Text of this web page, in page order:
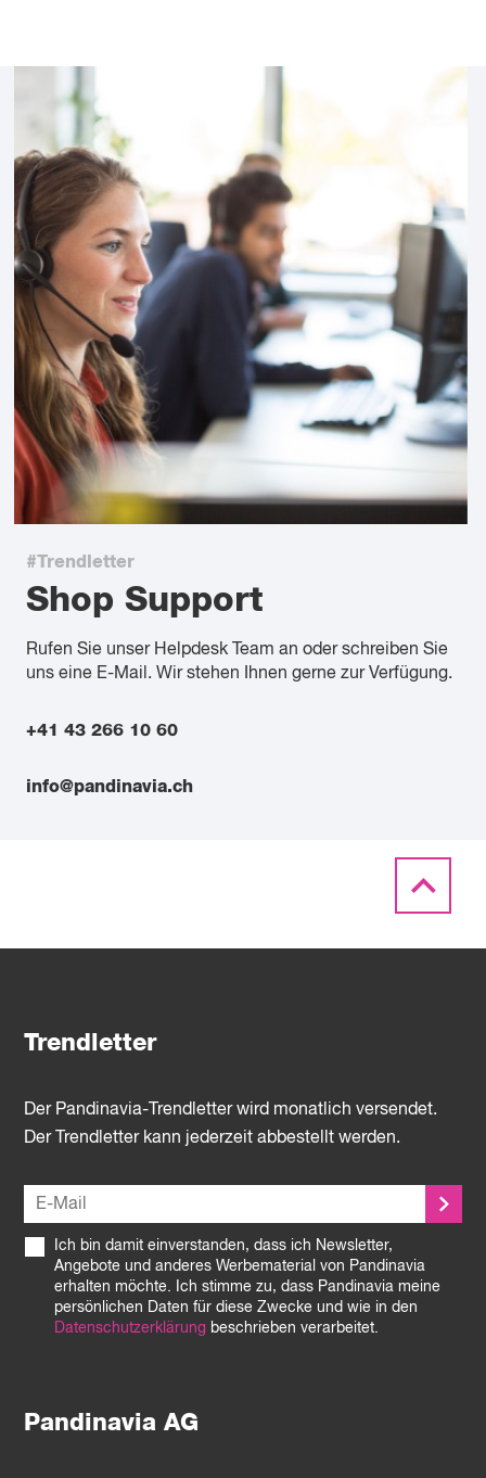
#Trendletter
Shop Support
Rufen Sie unser Helpdesk Team an oder schreiben Sie
uns eine E-Mail. Wir stehen Ihnen gerne zur Verfügung.
+41 43 266 10 60
info@pandinavia.ch
Pandinavia AG
Trendletter
Der Pandinavia-Trendletter wird monatlich versendet.
Der Trendletter kann jederzeit abbestellt werden.
Ich bin damit einverstanden, dass ich Newsletter,
Angebote und anderes Werbematerial von Pandinavia
erhalten möchte. Ich stimme zu, dass Pandinavia meine
persönlichen Daten für diese Zwecke und wie in den
Datenschutzerklärung beschrieben verarbeitet.